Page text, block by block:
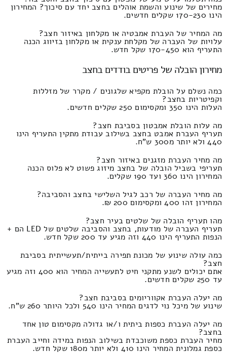
מחירים של שינוע והשמת אוהלים בחצב יחד עם סיכוך? המחירון
הינו 170-230 שקלים חדשים.
מה המחיר של העברת אמבטיה או מקלחון באיזור חצב?
עלויות של העברה של מקלחת ענקית או מקלחון בזיווג הכנה
התעריף הוא 170-450 שקל חדש.
מחירון הובלה של פריטים בודדים בחצב
כמה נשלם על הובלת מקפיא שלגונים / מקרר של מזללות
וקפיטריות בחצב?
העלות הינו 350 ומקסימום 250 שקלים חדשים.
מה עלות הובלת אמבטון בסביבת חצב?
תעריף העברת אמבט בחצב בשילוב עבודת מתקין התעריף הינו
440 ולא יותר מ300 ש"ח.
מה מחיר העברת מזגנים באיזור חצב?
תעריפי בשביל הובלה של בחצב מיזוג פשוט לא פלוס הכנה
המחירון הינו 360 ועד 190 שקלים.
מה מחיר העברה של רכב לגיל השלישי בחצב והסביבה?
המחירון זהו 400 ומקסימום 200 ₪.
מהו תעריף הובלה של שלטים בעיר חצב?
תעריף העברה של מודעות, בחצב והסביבה שלטים של LED הם +
הנפות התעריף הינו 440 וזה מגיע עד 200 שקל חדש.
כמה עולה שינוע של מכונת תפירה בייתית/תעשייתית בסביבת
חצב?
אתם יכולים לשנע מתקני חיט לתעשייה המחיר הוא 400 וזה מגיע
עד 250 שקלים חדשים.
מה יעלה העברת אקווריומים בסביבת חצב?
שינוע של מיכל נוי לדגים המחיר הינו 540 ולכל היותר 260 ש"ח.
מה יעלה העברת כספות ביתית ו/או גדולה מקסימום טון אחד
בחצב?
מחיר העברת כספת משוכבדת בשילוב הנפות במידה וחייב העברת
כספת גמלונית המחיר הינו 410 ולא יותר מ180 שקל חדש.